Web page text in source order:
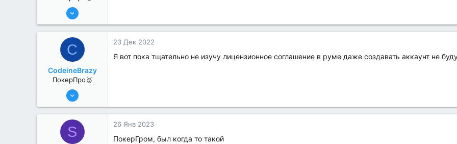
8 Июн 2022
3
C
CodeineBrazy
ПокерПро🥉
17 Авг 2022
3
23 Дек 2022
Я вот пока тщательно не изучу лицензионное соглашение в руме даже создавать аккаунт не
S 26 Янв 2023
ПокерГром, был когда то такой